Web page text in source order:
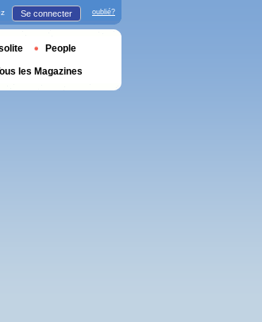
Se connecter oublié?
People
les Magazines